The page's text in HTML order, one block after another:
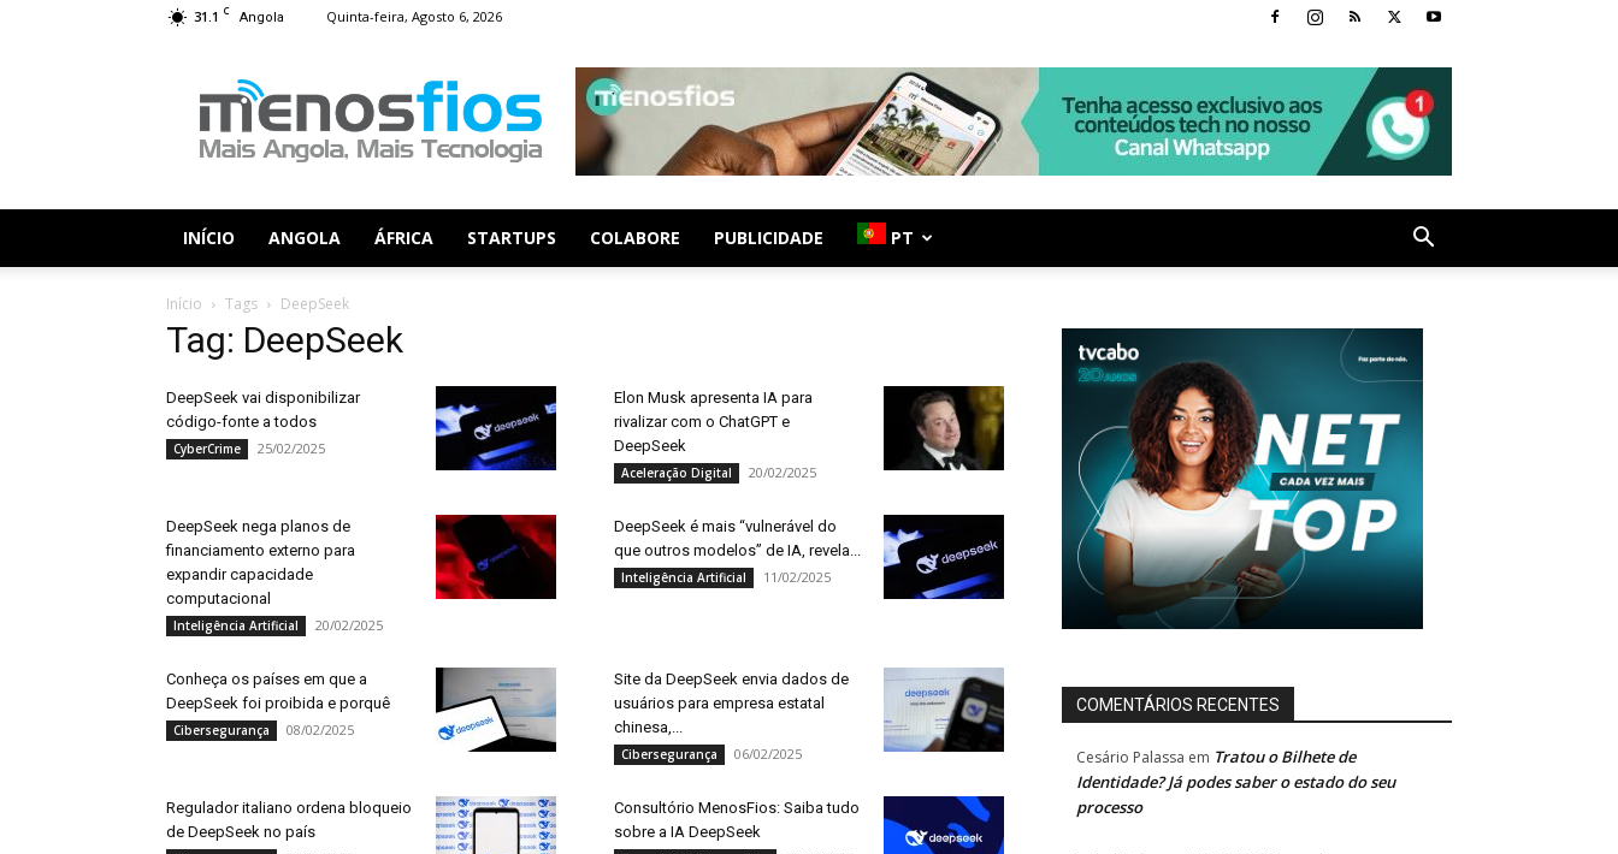
31.1 C Angola Quinta-feira, Agosto 6, 2026
Fios
INÍCIO ANGOLA ÁFRICA STARTUPS COLABORE PUBLICIDADE PT
Início Tags DeepSeek
Tag: DeepSeek
DeepSeek vai disponibilizar
código-fonte a todos
CyberCrime 25/02/2025
Elon Musk apresenta IA para
rivalizar com o ChatGPT e
DeepSeek
Aceleração Digital 20/02/2025
DeepSeek nega planos de
financiamento externo para
expandir capacidade
computacional
Inteligência Artificial 20/02/2025
DeepSeek é mais “vulnerável do
que outros modelos” de IA, revela...
Inteligência Artificial 11/02/2025
Conheça os países em que a
DeepSeek foi proibida e porquê
Cibersegurança 08/02/2025
Site da DeepSeek envia dados de
usuários para empresa estatal
chinesa,...
Cibersegurança 06/02/2025
Regulador italiano ordena bloqueio
de DeepSeek no país
Consultório MenosFios: Saiba tudo
sobre a IA DeepSeek
COMENTÁRIOS RECENTES
Cesário Palassa em Tratou o Bilhete de
Identidade? Já podes saber o estado do seu
processo